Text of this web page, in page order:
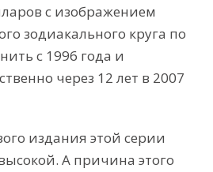
с изображением
зодиакального круга по
с 1996 года и
через 12 лет в 2007
издания этой серии
А причина этого